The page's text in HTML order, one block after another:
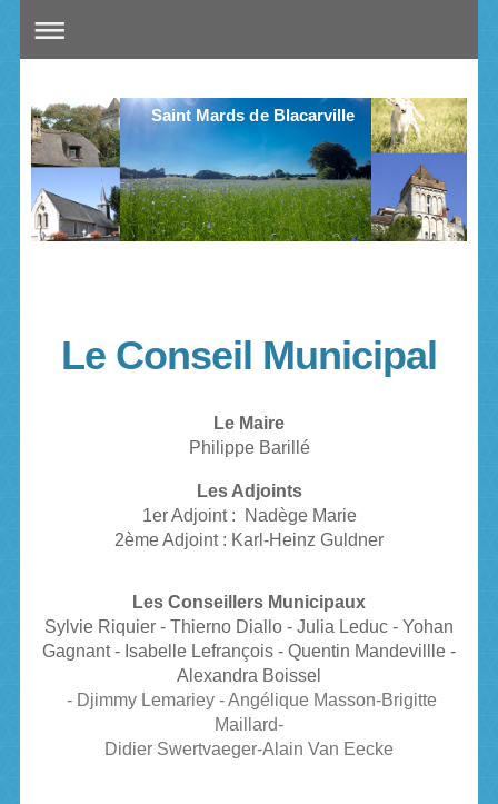
Saint Mards de Blacarville
Le Conseil Municipal
Le Maire
Philippe Barillé
Les Adjoints
1er Adjoint : Nadège Marie
2ème Adjoint : Karl-Heinz Guldner
Les Conseillers Municipaux
Sylvie Riquier - Thierno Diallo - Julia Leduc - Yohan
Gagnant- Isabelle Lefrançois - Quentin Mandevillle -
Alexandra Boissel
- Djimmy Lemariey - Angélique Masson-Brigitte
Maillard-
Didier Swertvaeger-Alain Van Eecke